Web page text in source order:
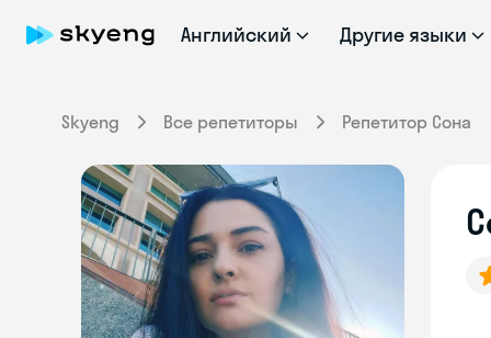
Английский Другие языки
Skyeng Все репетиторы Репетитор Сона